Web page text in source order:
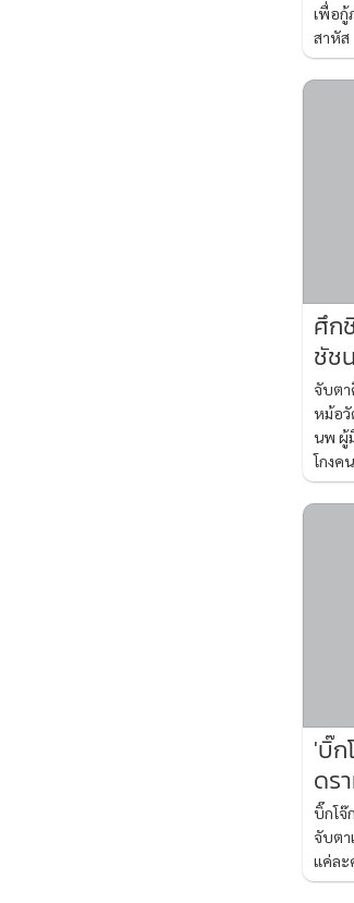
เพื่อ
สาหัส
ศึก
ชัช
จับตา
หม้อวั
นพ ผู้
โกงค
'บิ๊ก
ดร
บิ๊กโจ๊
จับตา
แค่ละ